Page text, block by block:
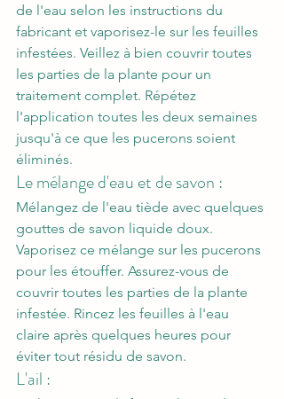
de l'eau selon les instructions du
fabricant et vaporisez-le sur les feuilles
infestées. Veillez à bien couvrir toutes
les parties de la plante pour un
traitement complet. Répétez
l'application toutes les deux semaines
jusqu'à ce que les pucerons soient
éliminés.
Le mélange d'eau et de savon :
Mélangez de l'eau tiède avec quelques
gouttes de savon liquide doux.
Vaporisez ce mélange sur les pucerons
pour les étouffer. Assurez-vous de
couvrir toutes les parties de la plante
infestée. Rincez les feuilles à l'eau
claire après quelques heures pour
éviter tout résidu de savon.
L'ail :